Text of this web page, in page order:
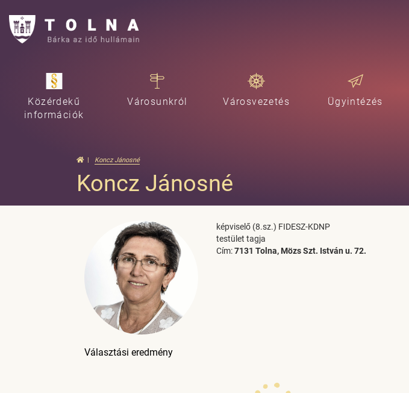
Közérdekű
információk
Városunkról Városvezetés Ügyintézés
Koncz Jánosné
Koncz Jánosné
képviselő (8.sz.) FIDESZ-KDNP
testület tagja
Cím:7131 Tolna, Mözs Szt. István u. 72.
Választási eredmény